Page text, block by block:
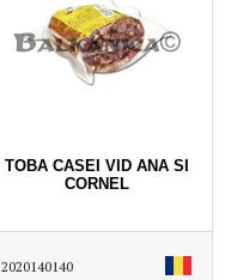
TOBA CASEI VID ANA SI
CORNEL
2020140140